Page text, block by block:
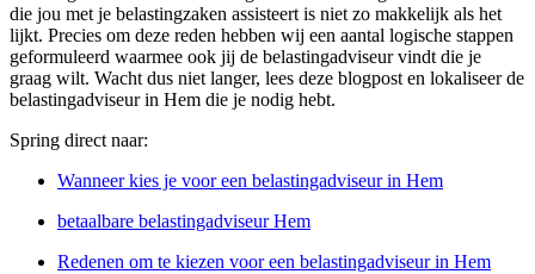
die jou met je belastingzaken assisteert is niet zo makkelijk als het
lijkt. Precies om deze reden hebben wij een aantal logische stappen
geformuleerd waarmee ook jij de belastingadviseur vindt die je
graag wilt. Wacht dus niet langer, lees deze blogpost en lokaliseer de
belastingadviseur in Hem die je nodig hebt.
Spring direct naar:
Wanneer kies je voor een belastingadviseur in Hem
betaalbare belastingadviseur Hem
Redenen om te kiezen voor een belastingadviseur in Hem